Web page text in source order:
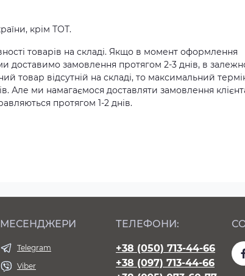
крім ТОТ.
товарів на складі. Якщо в момент оформлення
доставимо замовлення протягом 2-3 днів, в
товар відсутній на складі, то максимальний
Але ми намагаємося доставляти замовлення
протягом 1-2 днів.
МЕСЕНДЖЕРИ
Telegram
Viber
ТЕЛЕФОНИ:
+38 (050) 713-44-66
+38 (097) 713-44-66